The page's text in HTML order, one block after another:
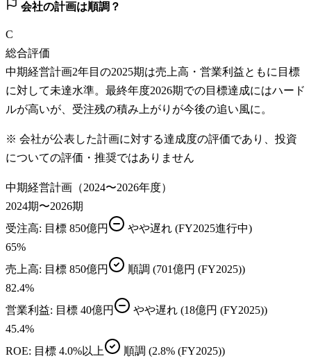
会社の計画は順調？
C
総合評価
中期経営計画2年目の2025期は売上高・営業利益ともに目標
に対して未達水準。最終年度2026期での目標達成にはハード
ルが高いが、受注残の積み上がりが今後の追い風に。
※ 会社が公表した計画に対する達成度の評価であり、投資
についての評価・推奨ではありません
中期経営計画（2024〜2026年度）
2024期〜2026期
受注高: 目標 850億円 やや遅れ (FY2025進行中)
65%
売上高: 目標 850億円 順調 (701億円 (FY2025))
82.4%
営業利益: 目標 40億円 やや遅れ (18億円 (FY2025))
45.4%
ROE: 目標 4.0%以上 順調 (2.8% (FY2025))